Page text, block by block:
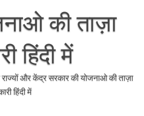
की ताज़ा
हिंदी में
राज्यों और केंद्र सरकार की योजनाओ की ताज़ा
हिंदी में